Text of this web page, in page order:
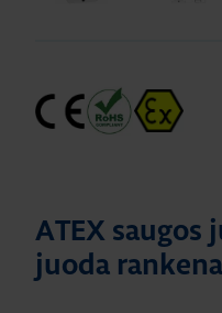
ATEX saugos
juoda rankena